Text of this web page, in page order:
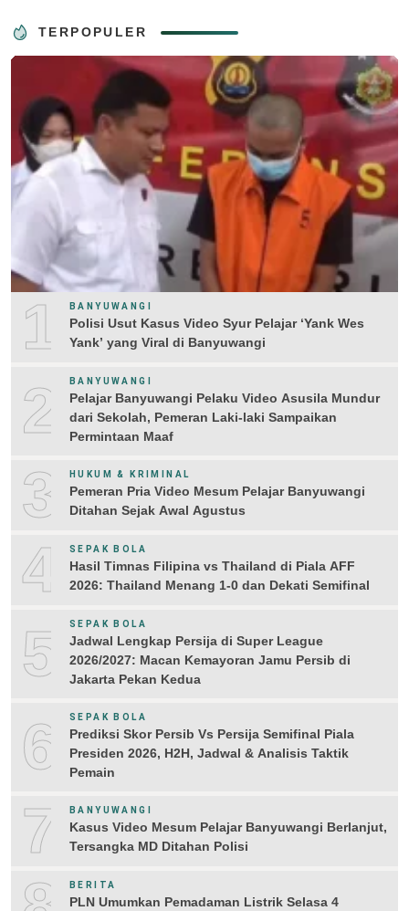
TERPOPULER
1 BANYUWANGI
Polisi Usut Kasus Video Syur Pelajar ‘Yank Wes
Yank’ yang Viral di Banyuwangi
2 BANYUWANGI
Pelajar Banyuwangi Pelaku Video Asusila Mundur
dari Sekolah, Pemeran Laki-laki Sampaikan
Permintaan Maaf
3 HUKUM & KRIMINAL
Pemeran Pria Video Mesum Pelajar Banyuwangi
Ditahan Sejak Awal Agustus
4 SEPAK BOLA
Hasil Timnas Filipina vs Thailand di Piala AFF
2026: Thailand Menang 1-0 dan Dekati Semifinal
5 SEPAK BOLA
Jadwal Lengkap Persija di Super League
2026/2027: Macan Kemayoran Jamu Persib di
Jakarta Pekan Kedua
6 SEPAK BOLA
Prediksi Skor Persib Vs Persija Semifinal Piala
Presiden 2026, H2H, Jadwal & Analisis Taktik
Pemain
7 BANYUWANGI
Kasus Video Mesum Pelajar Banyuwangi Berlanjut,
Tersangka MD Ditahan Polisi
BERITA
PLN Umumkan Pemadaman Listrik Selasa 4